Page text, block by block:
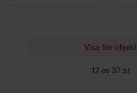
Visa fler objekt
12 av 32 st